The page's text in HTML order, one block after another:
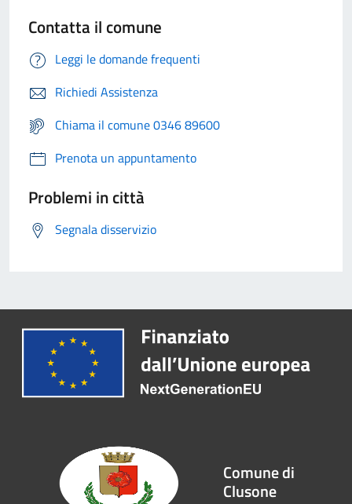
Contatta il comune
Leggi le domande frequenti
Richiedi Assistenza
Chiama il comune 0346 89600
Prenota un appuntamento
Problemi in città
Segnala disservizio
Comune di
Clusone